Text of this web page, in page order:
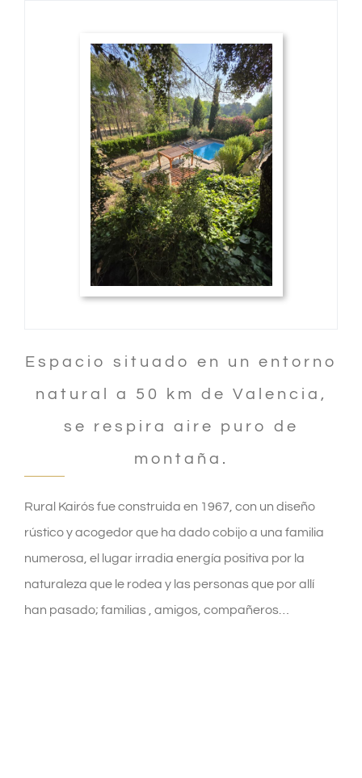
Espacio situado en un entorno
natural a 50 km de Valencia,
se respira aire puro de
montaña.
Rural Kairós fue construida en 1967, con un diseño
rústico y acogedor que ha dado cobijo a una familia
numerosa, el lugar irradia energía positiva por la
naturaleza que le rodea y las personas que por allí
han pasado; familias , amigos, compañeros…